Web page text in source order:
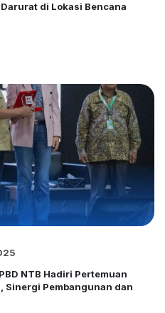
di Lokasi Bencana
NTB Hadiri Pertemuan
Sinergi Pembangunan dan